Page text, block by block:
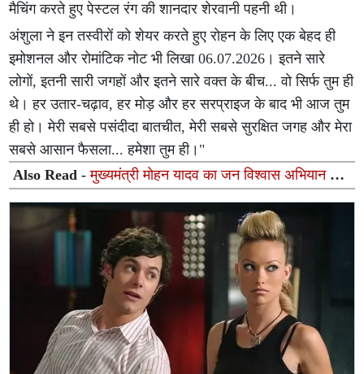
मैचिंग करते हुए पेस्टल रंग की शानदार शेरवानी पहनी थी।
अंशुला ने इन तस्वीरों को शेयर करते हुए रोहन के लिए एक बेहद ही
इमोशनल और रोमांटिक नोट भी लिखा 06.07.2026। इतने सारे
लोगों, इतनी सारी जगहों और इतने सारे वक्त के बीच... वो सिर्फ तुम ही
थे। हर उतार-चढ़ाव, हर मोड़ और हर सरप्राइज के बाद भी आज तुम
ही हो। मेरी सबसे पसंदीदा बातचीत, मेरी सबसे सुरक्षित जगह और मेरा
सबसे आसान फैसला... हमेशा तुम ही।"
Also Read -मुख्यमंत्री मोहन यादव का जन विश्वास अभियान या
पहले से तय 'सब चंगा है जी' इवेंट?